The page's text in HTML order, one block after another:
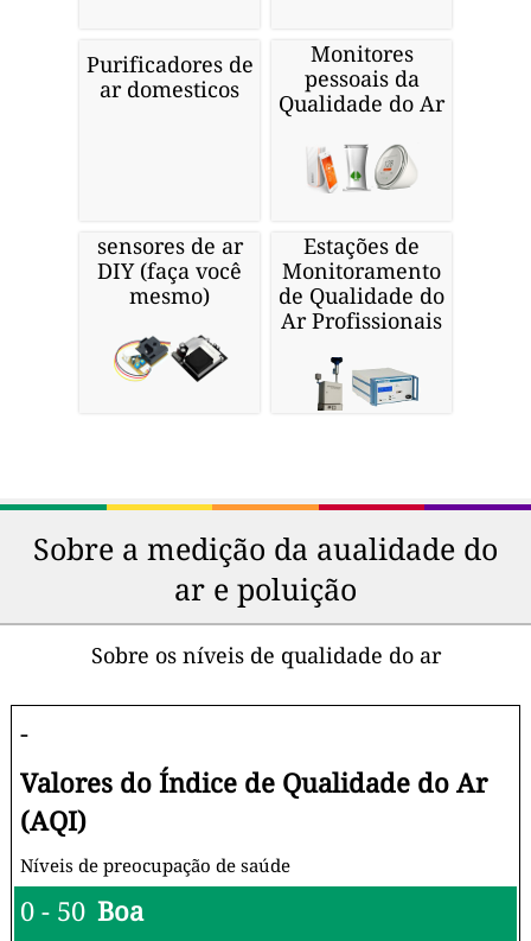
Purificadores de
ar domesticos
Monitores
pessoais da
Qualidade do Ar
sensores de ar
DIY (faça você
mesmo)
Estações de
Monitoramento
de Qualidade do
Ar Profissionais
Sobre a medição da aualidade do
ar e poluição
Sobre os níveis de qualidade do ar
-
Valores do Índice de Qualidade do Ar
(AQI)
Níveis de preocupação de saúde
0 - 50 Boa